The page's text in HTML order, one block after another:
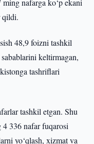
nafarga ko‘p ekani
qildi.
48,9 foizni tashkil
keltirmagan,
tashriflari
tashkil etgan. Shu
4 336 nafar fuqarosi
yo‘qlash, xizmat va